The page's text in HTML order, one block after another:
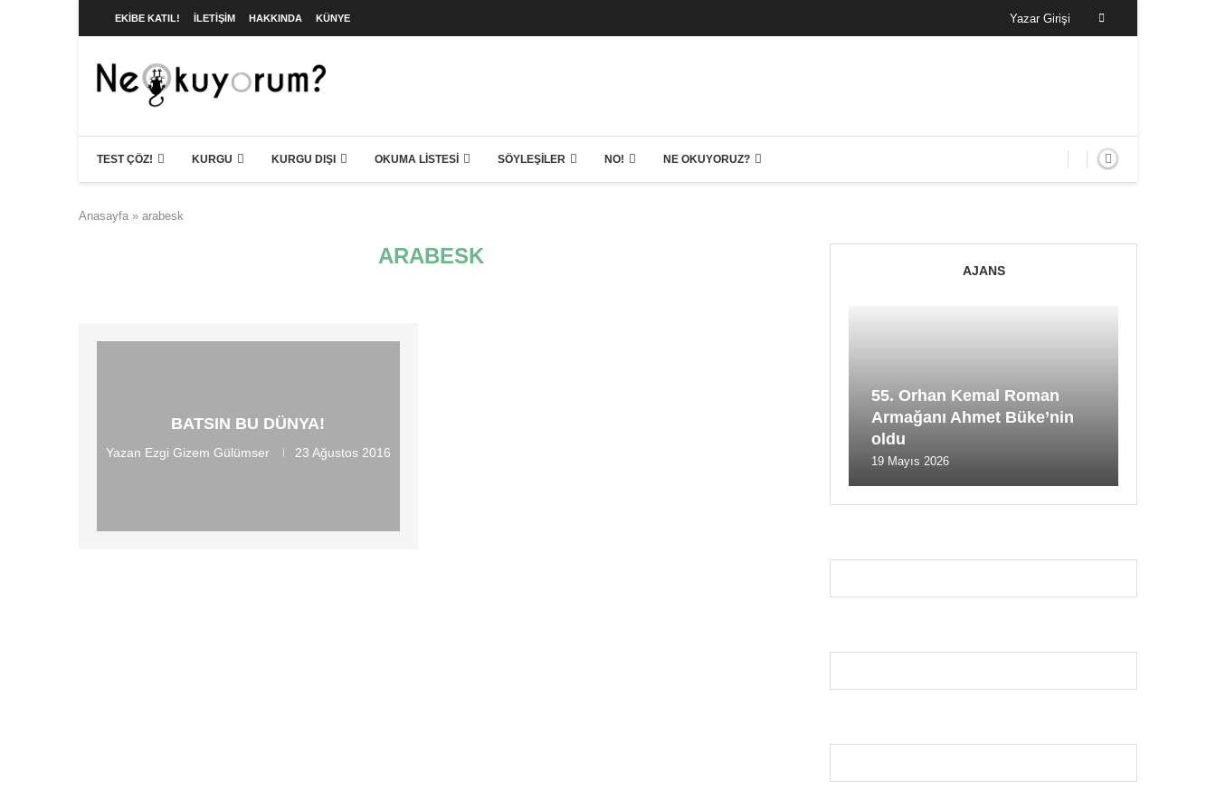
EKIBE KATIL! İLETIŞIM HAKKINDA KÜNYE Yazar Girişi
TEST ÇÖZ! KURGU KURGU DIŞI OKUMA LISTESI SÖYLEŞILER NO! NE OKUYORUZ?
Anasayfa » arabesk
ARABESK
BATSIN BU DÜNYA!
Yazan Ezgi Gizem Gülümser 23 Ağustos 2016
AJANS
55. Orhan Kemal Roman
Armağanı Ahmet Büke’nin
oldu
19 Mayıs 2026